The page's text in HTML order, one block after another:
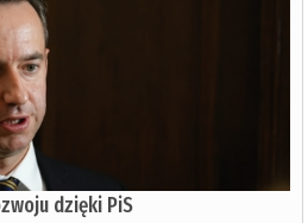
dzięki PiS